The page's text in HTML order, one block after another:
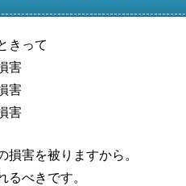
きって
害
害
害
損害を被りますから。
るべきです。